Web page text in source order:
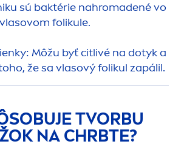
sú baktérie nahromadené vo
vlasovom folikule.
Môžu byť citlivé na dotyk a
že sa vlasový folikul zapálil.
TVORBU
NA CHRBTE?